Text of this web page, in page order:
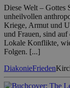
Diese Welt – Gottes
unheilvollen
Kriege, Armut und
und Frauen, sind
Lokale Konflikte,
Folgen. [...]
DiakonieFrieden